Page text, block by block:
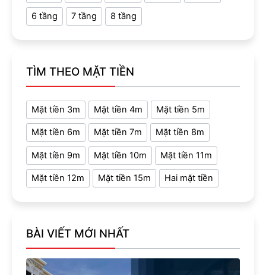
6 tầng 7 tầng 8 tầng
TÌM THEO MẶT TIỀN
Mặt tiền 3m Mặt tiền 4m Mặt tiền 5m
Mặt tiền 6m Mặt tiền 7m Mặt tiền 8m
Mặt tiền 9m Mặt tiền 10m Mặt tiền 11m
Mặt tiền 12m Mặt tiền 15m Hai mặt tiền
BÀI VIẾT MỚI NHẤT